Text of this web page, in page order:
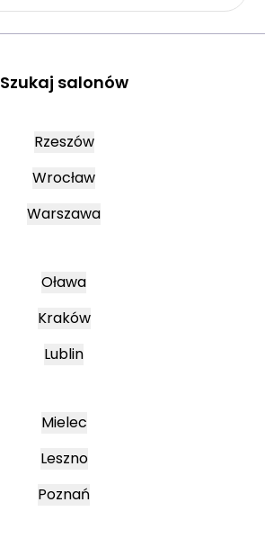
Szukaj salonów
Rzeszów
Wrocław
Warszawa
Oława
Kraków
Lublin
Mielec
Leszno
Poznań